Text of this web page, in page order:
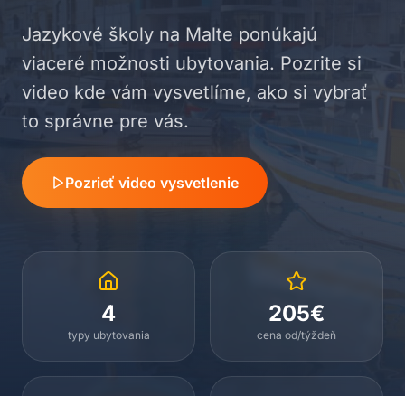
Jazykové školy na Malte ponúkajú
viaceré možnosti ubytovania. Pozrite si
video kde vám vysvetlíme, ako si vybrať
to správne pre vás.
Pozrieť video vysvetlenie
4
typy ubytovania
205€
cena od/týždeň